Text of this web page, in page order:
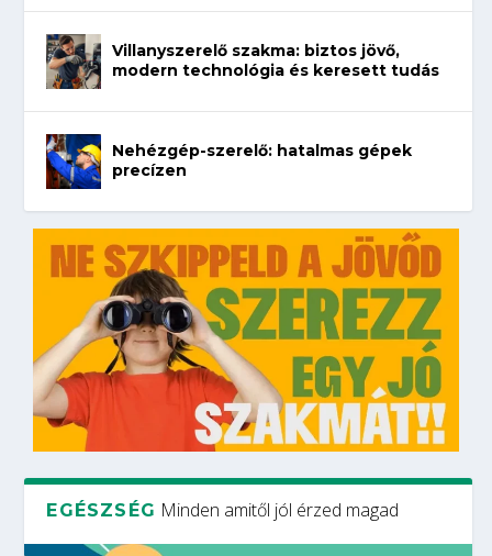
Villanyszerelő szakma: biztos jövő,
modern technológia és keresett tudás
Nehézgép-szerelő: hatalmas gépek
precízen
EGÉSZSÉG Minden amitől jól érzed magad